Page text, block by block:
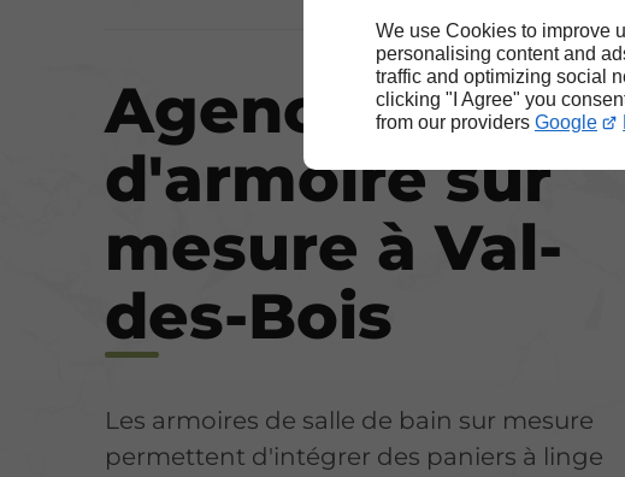
We use Cookies to improve
personalising content and
traffic and optimizing social
clicking "I Agree" you
from our providers Google
Agencement
d'armoire sur
mesure à Val-
des-Bois
Les armoires de salle de bain sur mesure
permettent d'intégrer des paniers à linge